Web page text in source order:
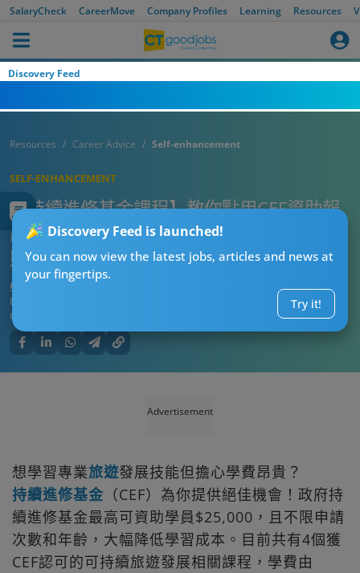
SalaryCheck CareerMove Company Profiles Learning Resources
Discovery Feed
Discovery Feed is launched!
You can now view the latest jobs, articles and news at
your fingertips.
Try it!
Resources Career Advice Self-enhancement
SELF-ENHANCEMENT
【持續進修基金課程】教你點用CEF資助報
讀旅遊發展課程！4大單元學費比較＋實用
貼士！即睇入學門檻＋課程內容！
CT進修導師阿J
Published:
Updated:
Advertisement
想學習專業旅遊發展技能但擔心學費昂貴？
持續進修基金 （CEF）為你提供絕佳機會！政府持
續進修基金最高可資助學員$25,000，且不限申請
次數和年齡，大幅降低學習成本。目前共有4個獲
CEF認可的可持續旅遊發展相關課程，學費由